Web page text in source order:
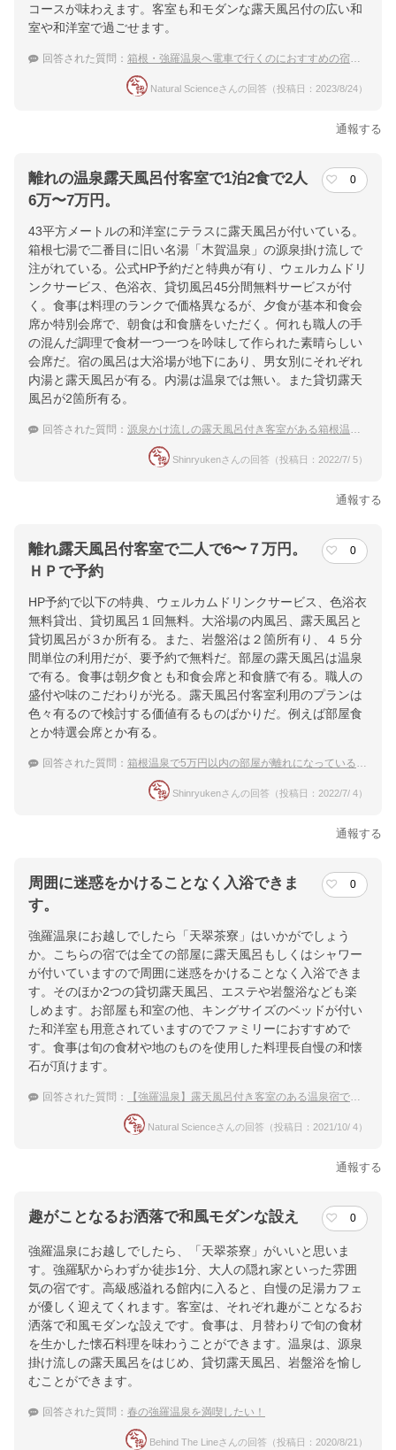
コースが味わえます。客室も和モダンな露天風呂付の広い和
室や和洋室で過ごせます。
回答された質問： 箱根・強羅温泉へ電車で行くのにおすすめの宿は？
Natural Scienceさんの回答（投稿日：2023/8/24）
通報する
離れの温泉露天風呂付客室で1泊2食で2人
6万〜7万円。
0
43平方メートルの和洋室にテラスに露天風呂が付いている。
箱根七湯で二番目に旧い名湯「木賀温泉」の源泉掛け流しで
注がれている。公式HP予約だと特典が有り、ウェルカムドリ
ンクサービス、色浴衣、貸切風呂45分間無料サービスが付
く。食事は料理のランクで価格異なるが、夕食が基本和食会
席か特別会席で、朝食は和食膳をいただく。何れも職人の手
の混んだ調理で食材一つ一つを吟味して作られた素晴らしい
会席だ。宿の風呂は大浴場が地下にあり、男女別にそれぞれ
内湯と露天風呂が有る。内湯は温泉では無い。また貸切露天
風呂が2箇所有る。
回答された質問： 源泉かけ流しの露天風呂付き客室がある箱根温泉の高級宿を教えてください。
Shinryukenさんの回答（投稿日：2022/7/ 5）
通報する
離れ露天風呂付客室で二人で6〜７万円。
ＨＰで予約
0
HP予約で以下の特典、ウェルカムドリンクサービス、色浴衣
無料貸出、貸切風呂１回無料。大浴場の内風呂、露天風呂と
貸切風呂が３か所有る。また、岩盤浴は２箇所有り、４５分
間単位の利用だが、要予約で無料だ。部屋の露天風呂は温泉
で有る。食事は朝夕食とも和食会席と和食膳で有る。職人の
盛付や味のこだわりが光る。露天風呂付客室利用のプランは
色々有るので検討する価値有るものばかりだ。例えば部屋食
とか特選会席とか有る。
回答された質問： 箱根温泉で5万円以内の部屋が離れになっている温泉宿でおすすめはありますか？
Shinryukenさんの回答（投稿日：2022/7/ 4）
通報する
周囲に迷惑をかけることなく入浴できま
す。
0
強羅温泉にお越しでしたら「天翠茶寮」はいかがでしょう
か。こちらの宿では全ての部屋に露天風呂もしくはシャワー
が付いていますので周囲に迷惑をかけることなく入浴できま
す。そのほか2つの貸切露天風呂、エステや岩盤浴なども楽
しめます。お部屋も和室の他、キングサイズのベッドが付い
た和洋室も用意されていますのでファミリーにおすすめで
す。食事は旬の食材や地のものを使用した料理長自慢の和懐
石が頂けます。
回答された質問： 【強羅温泉】露天風呂付き客室のある温泉宿で宿泊したいと思います。子ども連れ歓迎の宿を教えて下さい。
Natural Scienceさんの回答（投稿日：2021/10/ 4）
通報する
趣がことなるお洒落で和風モダンな設え 0
強羅温泉にお越しでしたら、「天翠茶寮」がいいと思いま
す。強羅駅からわずか徒歩1分、大人の隠れ家といった雰囲
気の宿です。高級感溢れる館内に入ると、自慢の足湯カフェ
が優しく迎えてくれます。客室は、それぞれ趣がことなるお
洒落で和風モダンな設えです。食事は、月替わりで旬の食材
を生かした懐石料理を味わうことができます。温泉は、源泉
掛け流しの露天風呂をはじめ、貸切露天風呂、岩盤浴を愉し
むことができます。
回答された質問： 春の強羅温泉を満喫したい！
Behind The Lineさんの回答（投稿日：2020/8/21）